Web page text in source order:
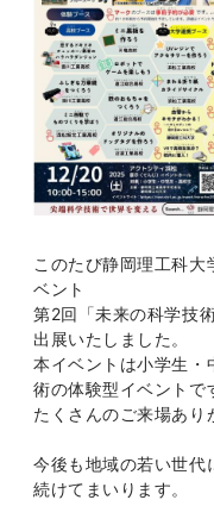
このたび静岡理工科大
ベント
第2回「未来の科学技
出展いたしました。
本イベントは小学生・
術の体験型イベントで
たくさんのご来場あり
今後も地域の若い世代
続けてまいります。